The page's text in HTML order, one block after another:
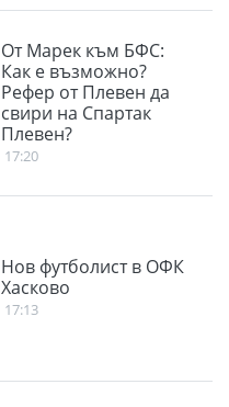
От Марек към БФС:
Как е възможно?
Рефер от Плевен да
свири на Спартак
Плевен?
17:20
Нов футболист в ОФК
Хасково
17:13